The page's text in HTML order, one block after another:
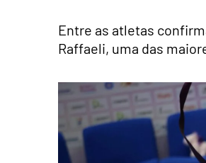
Entre as atletas
Raffaeli, uma das